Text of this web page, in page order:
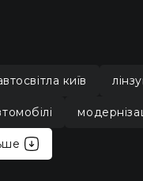
київ